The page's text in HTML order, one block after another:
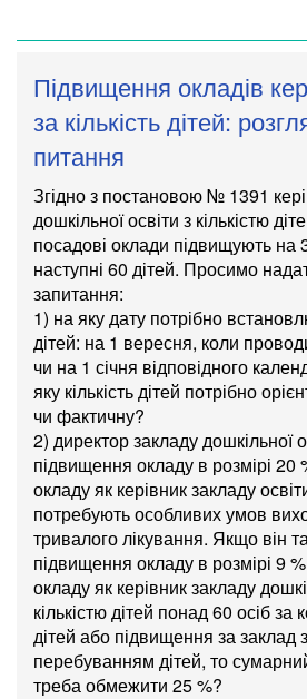
Підвищення окладів
за кількість дітей:
питання
Згідно з постановою № 1391
дошкільної освіти з кількістю
посадові оклади підвищують на
наступні 60 дітей. Просимо
запитання:
1) на яку дату потрібно
дітей: на 1 вересня, коли
чи на 1 січня відповідного
яку кількість дітей потрібно
чи фактичну?
​2) директор закладу дошкільної
підвищення окладу в розмірі 20
окладу як керівник закладу
потребують особливих умов
тривалого лікування. Якщо він
підвищення окладу в розмірі 9
окладу як керівник закладу
кількістю дітей понад 60 осіб за
дітей або підвищення за заклад
перебуванням дітей, то
треба обмежити 25 %?